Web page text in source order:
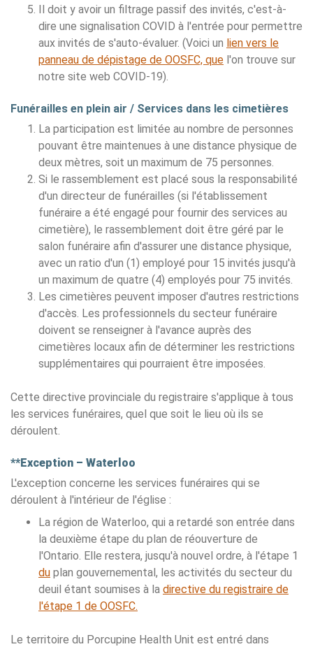
Il doit y avoir un filtrage passif des invités, c'est-à-
dire une signalisation COVID à l'entrée pour permettre
aux invités de s'auto-évaluer. (Voici un lien vers le
panneau de dépistage de OOSFC, que l'on trouve sur
notre site web COVID-19).
Funérailles en plein air / Services dans les cimetières
La participation est limitée au nombre de personnes
pouvant être maintenues à une distance physique de
deux mètres, soit un maximum de 75 personnes.
Si le rassemblement est placé sous la responsabilité
d'un directeur de funérailles (si l'établissement
funéraire a été engagé pour fournir des services au
cimetière), le rassemblement doit être géré par le
salon funéraire afin d'assurer une distance physique,
avec un ratio d'un (1) employé pour 15 invités jusqu'à
un maximum de quatre (4) employés pour 75 invités.
Les cimetières peuvent imposer d'autres restrictions
d'accès. Les professionnels du secteur funéraire
doivent se renseigner à l'avance auprès des
cimetières locaux afin de déterminer les restrictions
supplémentaires qui pourraient être imposées.
Cette directive provinciale du registraire s'applique à tous
les services funéraires, quel que soit le lieu où ils se
déroulent.
**Exception – Waterloo
L'exception concerne les services funéraires qui se
déroulent à l'intérieur de l'église :
La région de Waterloo, qui a retardé son entrée dans
la deuxième étape du plan de réouverture de
l'Ontario. Elle restera, jusqu'à nouvel ordre, à l'étape 1
du plan gouvernemental, les activités du secteur du
deuil étant soumises à la directive du registraire de
l'étape 1 de OOSFC.
Le territoire du Porcupine Health Unit est entré dans